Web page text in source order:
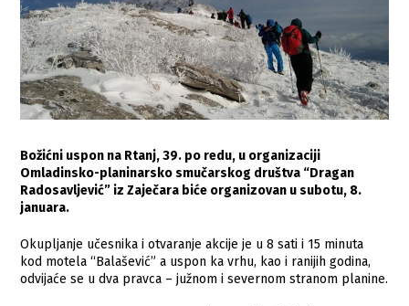
Božićni uspon na Rtanj, 39. po redu, u organizaciji
Omladinsko-planinarsko smučarskog društva “Dragan
Radosavljević” iz Zaječara biće organizovan u subotu, 8.
januara.
Okupljanje učesnika i otvaranje akcije je u 8 sati i 15 minuta
kod motela “Balašević” a uspon ka vrhu, kao i ranijih godina,
odvijaće se u dva pravca – južnom i severnom stranom planine.